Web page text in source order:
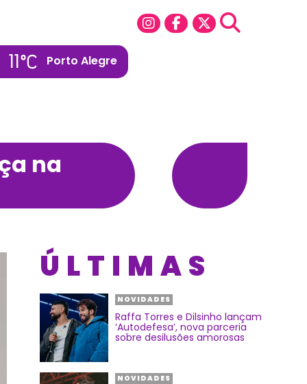
Porto Alegre
11
na
ÚLTIMAS
NOVIDADES
Raffa Torres e Dilsinho lançam
‘Autodefesa’, nova parceria
sobre desilusões amorosas
NOVIDADES